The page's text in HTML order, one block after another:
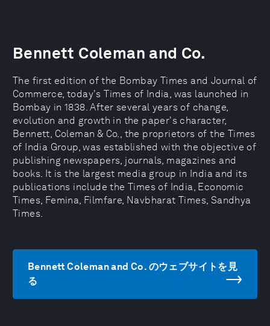
Bennett Coleman and Co.
The first edition of the Bombay Times and Journal of
Commerce, today's Times of India, was launched in
Bombay in 1838. After several years of change,
evolution and growth in the paper's character,
Bennett, Coleman & Co., the proprietors of the Times
of India Group, was established with the objective of
publishing newspapers, journals, magazines and
books. It is the largest media group in India and its
publications include the Times of India, Economic
Times, Femina, Filmfare, Navbharat Times, Sandhya
Times.
Bennett Coleman and Co. のウェブサイトを見
る